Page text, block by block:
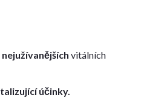
vitálních
účinky.